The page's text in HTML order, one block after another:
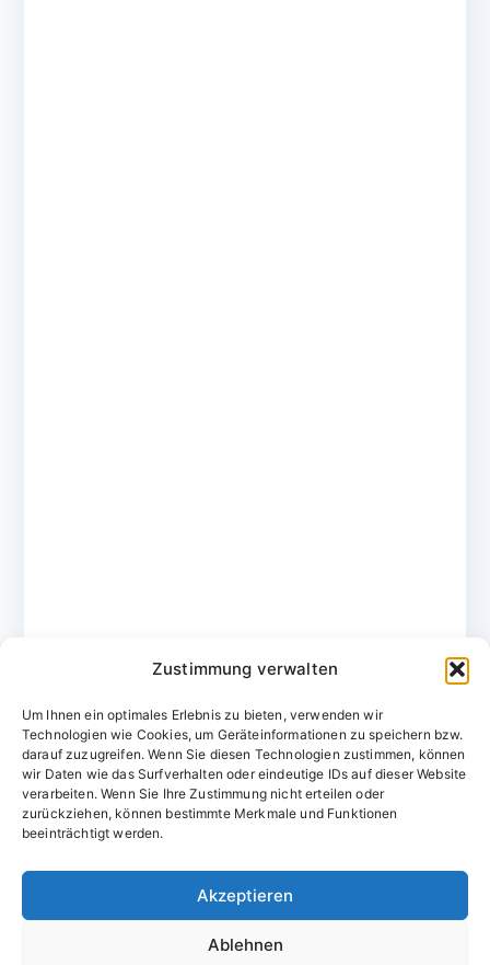
Zustimmung verwalten
Um Ihnen ein optimales Erlebnis zu bieten, verwenden wir
Technologien wie Cookies, um Geräteinformationen zu speichern bzw.
darauf zuzugreifen. Wenn Sie diesen Technologien zustimmen, können
wir Daten wie das Surfverhalten oder eindeutige IDs auf dieser Website
verarbeiten. Wenn Sie Ihre Zustimmung nicht erteilen oder
zurückziehen, können bestimmte Merkmale und Funktionen
beeinträchtigt werden.
Akzeptieren
Ablehnen
Domainvergabestelle.de